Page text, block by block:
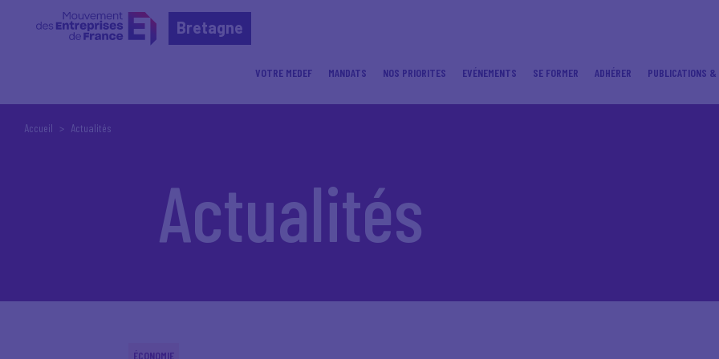
Bretagne
VOTRE MEDEF MANDATS NOS PRIORITES EVÉNEMENTS SE FORMER ADHÉRER PUBLICATIONS
Accueil Actualités
Actualités
ÉCONOMIE